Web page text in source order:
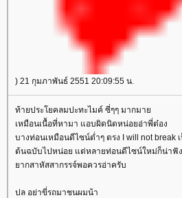
) 21 กุมภาพันธ์ 2551 20:09:55 น.
ท้ายประโยคลมปะทะไมค์ ซี่ๆๆ มากมา
เหมือนเนื้อที่หามา แอบผิดนิดหน่อยอ่าพี่ต๋อง
บางท่อนเหมือนดีไซน์ต่ำๆ ตรง I will not break
ต้นฉบับไปหน่อย แต่หลายท่อนดีไซน์ใหม่ก็น่าฟัง
ากสาหัสสากรรจ์พอควรอ่าครับ
ปล อย่าขี่รถมาชนผมน้า